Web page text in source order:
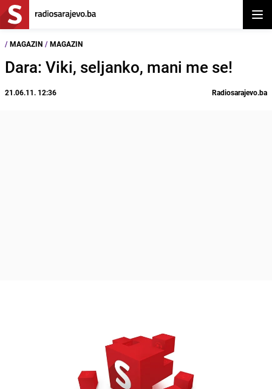
/ MAGAZIN / MAGAZIN
Dara: Viki, seljanko, mani me se!
21.06.11. 12:36 Radiosarajevo.ba